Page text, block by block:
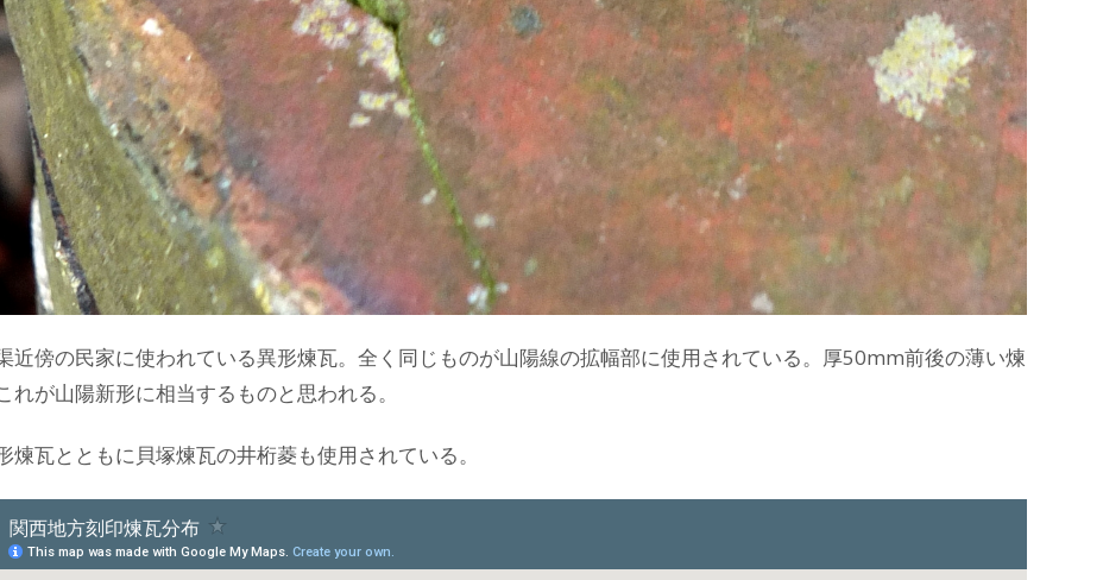
近傍の民家に使われている異形煉瓦。全く同じものが山陽線の拡幅部に使用されている。厚50mm前後の薄い煉
れが山陽新形に相当するものと思われる。
煉瓦とともに貝塚煉瓦の井桁菱も使用されている。